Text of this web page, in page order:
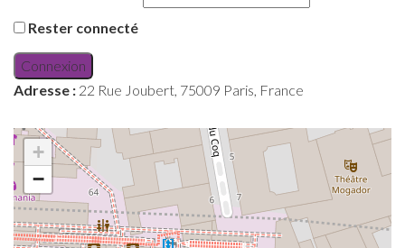
Rester connecté
Connexion
Adresse : 22 Rue Joubert, 75009 Paris, France
+
−